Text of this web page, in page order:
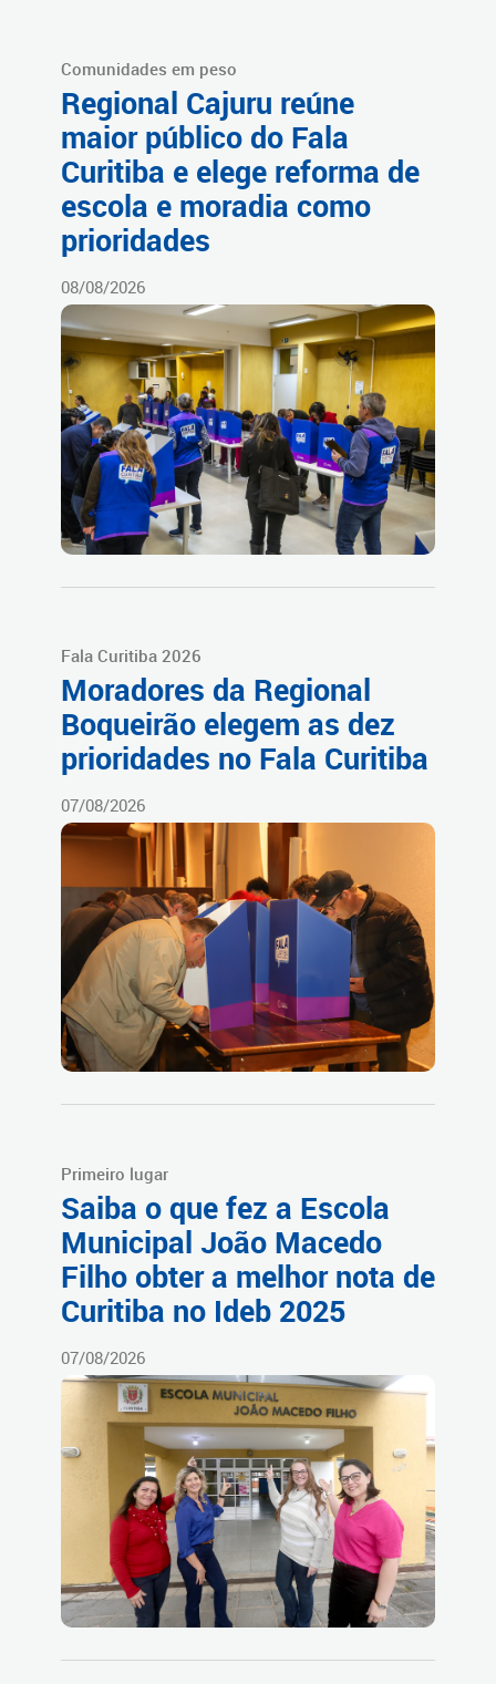
Comunidades em peso
Regional Cajuru reúne
maior público do Fala
Curitiba e elege reforma de
escola e moradia como
prioridades
08/08/2026
Fala Curitiba 2026
Moradores da Regional
Boqueirão elegem as dez
prioridades no Fala Curitiba
07/08/2026
Primeiro lugar
Saiba o que fez a Escola
Municipal João Macedo
Filho obter a melhor nota de
Curitiba no Ideb 2025
07/08/2026